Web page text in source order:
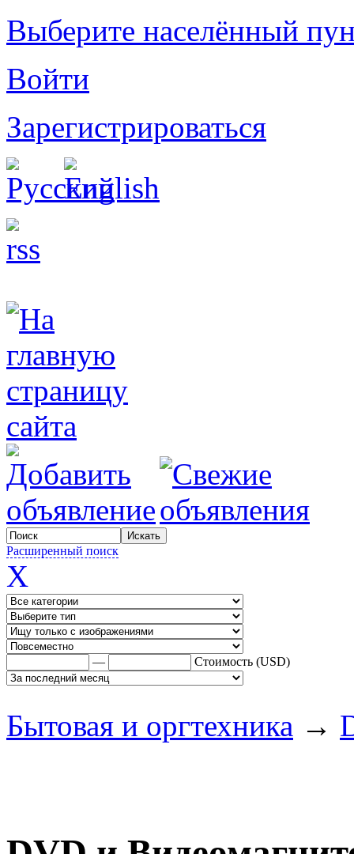
Выберите населённый
Войти
Зарегистрироваться
Расширенный поиск
X
— Стоимость (USD)
Бытовая и оргтехника →